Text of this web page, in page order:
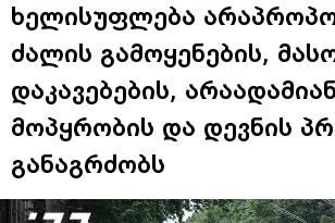
ხელისუფლება
ძალის გამოყენების,
დაკავებების,
მოპყრობის და დევნის
განაგრძობს